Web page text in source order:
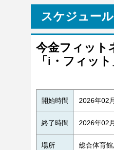
スケジュール
今金フィット
「i・フィット
開始時間 2026年02
終了時間 2026年02
場所 総合体育